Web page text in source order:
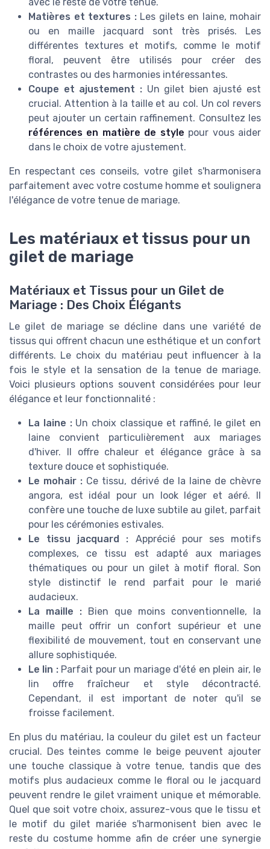
Matières et textures :Les gilets en laine, mohair
ou en maille jacquard sont très prisés. Les
différentes textures et motifs, comme le motif
floral, peuvent être utilisés pour créer des
contrastes ou des harmonies intéressantes.
Coupe et ajustement :Un gilet bien ajusté est
crucial. Attention à la taille et au col. Un col revers
peut ajouter un certain raffinement. Consultez les
références en matière de style pour vous aider
dans le choix de votre ajustement.
En respectant ces conseils, votre gilet s'harmonisera
parfaitement avec votre costume homme et soulignera
l'élégance de votre tenue de mariage.
Les matériaux et tissus pour un
gilet de mariage
Matériaux et Tissus pour un Gilet de
Mariage : Des Choix Élégants
Le gilet de mariage se décline dans une variété de
tissus qui offrent chacun une esthétique et un confort
différents. Le choix du matériau peut influencer à la
fois le style et la sensation de la tenue de mariage.
Voici plusieurs options souvent considérées pour leur
élégance et leur fonctionnalité :
La laine :Un choix classique et raffiné, le gilet en
laine convient particulièrement aux mariages
d'hiver. Il offre chaleur et élégance grâce à sa
texture douce et sophistiquée.
Le mohair : Ce tissu, dérivé de la laine de chèvre
angora, est idéal pour un look léger et aéré. Il
confère une touche de luxe subtile au gilet, parfait
pour les cérémonies estivales.
Le tissu jacquard : Apprécié pour ses motifs
complexes, ce tissu est adapté aux mariages
thématiques ou pour un gilet à motif floral. Son
style distinctif le rend parfait pour le marié
audacieux.
La maille : Bien que moins conventionnelle, la
maille peut offrir un confort supérieur et une
flexibilité de mouvement, tout en conservant une
allure sophistiquée.
Le lin :Parfait pour un mariage d'été en plein air, le
lin offre fraîcheur et style décontracté.
Cependant, il est important de noter qu'il se
froisse facilement.
En plus du matériau, la couleur du gilet est un facteur
crucial. Des teintes comme le beige peuvent ajouter
une touche classique à votre tenue, tandis que des
motifs plus audacieux comme le floral ou le jacquard
peuvent rendre le gilet vraiment unique et mémorable.
Quel que soit votre choix, assurez-vous que le tissu et
le motif du gilet mariée s'harmonisent bien avec le
reste du costume homme afin de créer une synergie